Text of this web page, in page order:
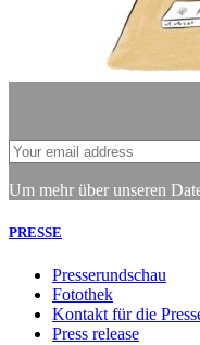
Um mehr über unseren
PRESSE
Presserundschau
Fotothek
Kontakt für die
Press release